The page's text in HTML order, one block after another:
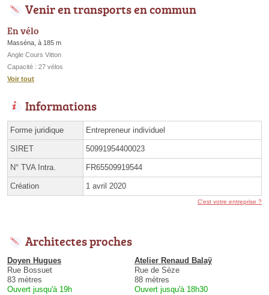
Venir en transports en commun
En vélo
Masséna, à 185 m
Angle Cours Vitton
Capacité : 27 vélos
Voir tout
Informations
Forme juridique Entrepreneur individuel
SIRET 50991954400023
N° TVA Intra. FR65509919544
Création 1 avril 2020
C'est votre entreprise ?
Architectes proches
Doyen Hugues
Rue Bossuet
83 mètres
Ouvert jusqu'à 19h
Atelier Renaud Balaÿ
Rue de Sèze
88 mètres
Ouvert jusqu'à 18h30